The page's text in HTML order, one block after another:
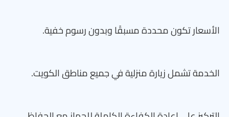
الأسعار تكون محددة مسبقًا وبدون رسوم خفية.
الخدمة تشمل زيارة منزلية في جميع مناطق الكويت.